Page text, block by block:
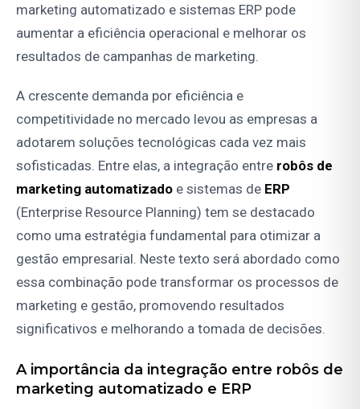
marketing automatizado e sistemas ERP pode
aumentar a eficiência operacional e melhorar os
resultados de campanhas de marketing.
A crescente demanda por eficiência e
competitividade no mercado levou as empresas a
adotarem soluções tecnológicas cada vez mais
sofisticadas. Entre elas, a integração entre robôs de
marketing automatizado e sistemas de ERP
(Enterprise Resource Planning) tem se destacado
como uma estratégia fundamental para otimizar a
gestão empresarial. Neste texto será abordado como
essa combinação pode transformar os processos de
marketing e gestão, promovendo resultados
significativos e melhorando a tomada de decisões.
A importância da integração entre robôs de
marketing automatizado e ERP